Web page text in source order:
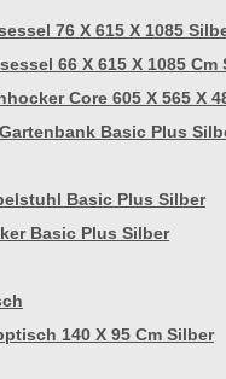
76 X 615 X 1085
66 X 615 X 1085 Cm
Core 605 X 565 X
Basic Plus
Basic Plus Silber
Basic Plus Silber
140 X 95 Cm Silber